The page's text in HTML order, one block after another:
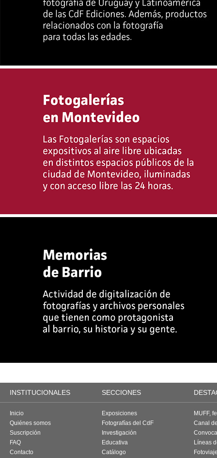
INSTITUCIONALES SECCIONES
Inicio
Quiénes somos
Suscripción
FAQ
Contacto
Exposiciones
Fotografías del CdF
Investigación
Educativa
Catálogo
MUFF,
Canal
Líneas